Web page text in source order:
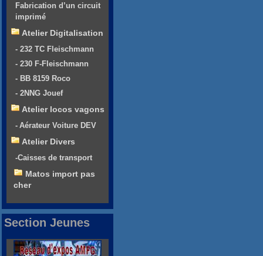
Fabrication d’un circuit
imprimé
Atelier Digitalisation
- 232 TC Fleischmann
- 230 F-Fleischmann
- BB 8159 Roco
- 2NNG Jouef
Atelier locos vagons
- Aérateur Voiture DEV
Atelier Divers
-Caisses de transport
Matos import pas
cher
Section Jeunes